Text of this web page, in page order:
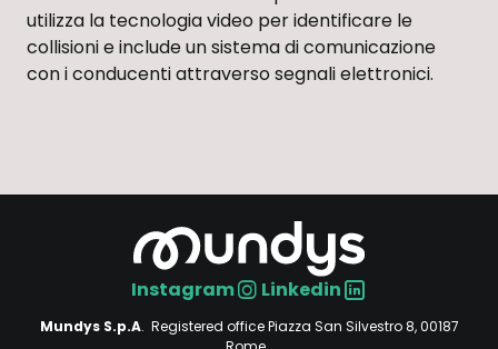
utilizza la tecnologia video per identificare le
collisioni e include un sistema di comunicazione
con i conducenti attraverso segnali elettronici.
Social
Instagram Linkedin
Mundys S.p.A. Registered office Piazza San Silvestro 8, 00187